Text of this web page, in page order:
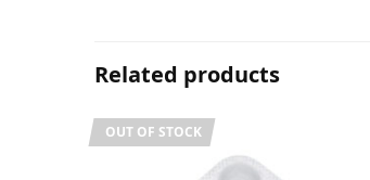
Related products
OUT OF STOCK